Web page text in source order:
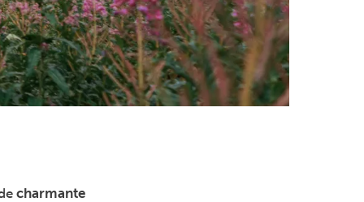
charmante